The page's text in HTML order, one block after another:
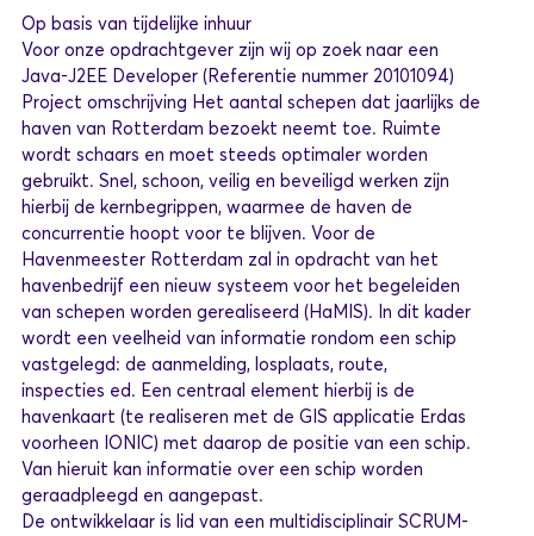
Op basis van tijdelijke inhuur
Voor onze opdrachtgever zijn wij op zoek naar een
Java-J2EE Developer (Referentie nummer 20101094)
Project omschrijving Het aantal schepen dat jaarlijks de
haven van Rotterdam bezoekt neemt toe. Ruimte
wordt schaars en moet steeds optimaler worden
gebruikt. Snel, schoon, veilig en beveiligd werken zijn
hierbij de kernbegrippen, waarmee de haven de
concurrentie hoopt voor te blijven. Voor de
Havenmeester Rotterdam zal in opdracht van het
havenbedrijf een nieuw systeem voor het begeleiden
van schepen worden gerealiseerd (HaMIS). In dit kader
wordt een veelheid van informatie rondom een schip
vastgelegd: de aanmelding, losplaats, route,
inspecties ed. Een centraal element hierbij is de
havenkaart (te realiseren met de GIS applicatie Erdas
voorheen IONIC) met daarop de positie van een schip.
Van hieruit kan informatie over een schip worden
geraadpleegd en aangepast.
De ontwikkelaar is lid van een multidisciplinair SCRUM-